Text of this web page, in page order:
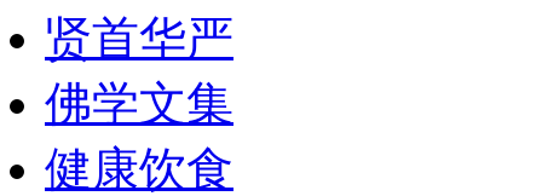
贤首华严
佛学文集
健康饮食